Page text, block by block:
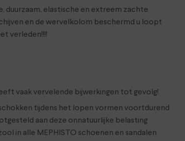
duurzaam, elastische en extreem zachte
en de wervelkolom beschermd u loopt
verleden!!!!
vaak vervelende bijwerkingen tot gevolg!
tijdens het lopen vormen voortdurend
aan deze onnatuurlijke belasting
in alle MEPHISTO schoenen en sandalen